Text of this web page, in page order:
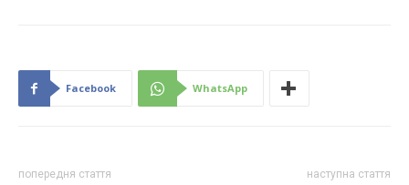
Facebook WhatsApp
попередня стаття наступна стаття